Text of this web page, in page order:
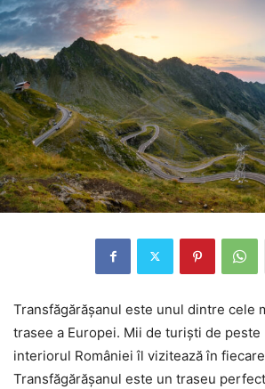
Transfăgărășanul este unul dintre cele
trasee a Europei. Mii de turiști de peste
interiorul României îl vizitează în
Transfăgărășanul este un traseu